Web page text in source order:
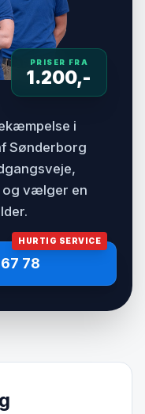
PRISER FRA
1.200,-
i
Sønderborg
og vælger en
HURTIG SERVICE
78